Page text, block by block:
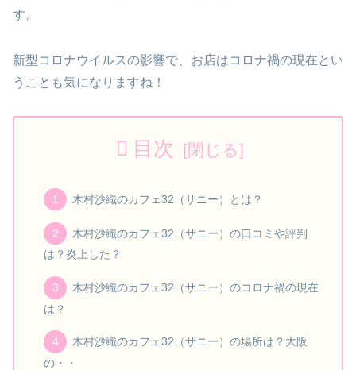
す。
新型コロナウイルスの影響で、お店はコロナ禍の現在とい
うことも気になりますね！
目次
木村沙織のカフェ32（サニー）とは？
木村沙織のカフェ32（サニー）の口コミや評判
は？炎上した？
木村沙織のカフェ32（サニー）のコロナ禍の現在
は？
木村沙織のカフェ32（サニー）の場所は？大阪
の・・